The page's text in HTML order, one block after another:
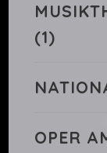
(1)
OPER